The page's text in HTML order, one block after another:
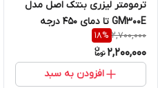
ترمومتر لیزری بنتک اصل مدل
GM300E تا دمای 450 درجه
2,700,000
18%
2,200,000
افزودن به سبد